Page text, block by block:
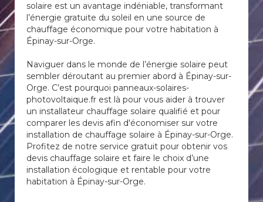
solaire est un avantage indéniable, transformant
l’énergie gratuite du soleil en une source de
chauffage économique pour votre habitation à
Épinay-sur-Orge.
Naviguer dans le monde de l’énergie solaire peut
sembler déroutant au premier abord à Épinay-sur-
Orge. C’est pourquoi panneaux-solaires-
photovoltaique.fr est là pour vous aider à trouver
un installateur chauffage solaire qualifié et pour
comparer les devis afin d'économiser sur votre
installation de chauffage solaire à Épinay-sur-Orge.
Profitez de notre service gratuit pour obtenir vos
devis chauffage solaire et faire le choix d’une
installation écologique et rentable pour votre
habitation à Épinay-sur-Orge.